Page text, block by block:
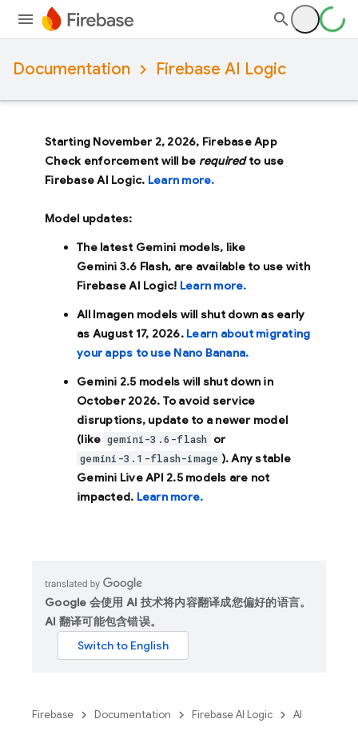
Documentation Firebase AI Logic
Starting November 2, 2026, Firebase App
Check enforcement will be requiredto use
Firebase AI Logic. Learn more.
Model updates:
The latest Gemini models, like
Gemini 3.6 Flash, are available to use with
Firebase AI Logic! Learn more.
All Imagen models will shut down as early
as August 17, 2026. Learn about migrating
your apps to use Nano Banana.
Gemini 2.5 models will shut down in
October 2026. To avoid service
disruptions, update to a newer model
(like gemini-3.6-flash or
gemini-3.1-flash-image ). Any stable
Gemini Live API 2.5 models are not
impacted. Learn more.
Google 会使用 AI 技术将内容翻译成您偏好的语言。
AI 翻译可能包含错误。
Firebase Documentation Firebase AI Logic AI